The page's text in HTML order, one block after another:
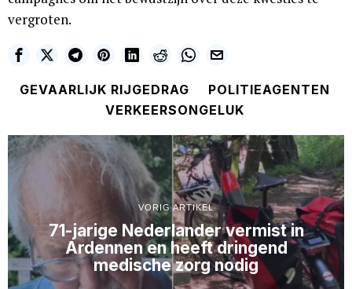
vergroten.
GEVAARLIJK RIJGEDRAG
POLITIEAGENTEN
VERKEERSONGELUK
VORIG ARTIKEL
71-jarige Nederlander vermist in
Ardennen en heeft dringend
medische zorg nodig